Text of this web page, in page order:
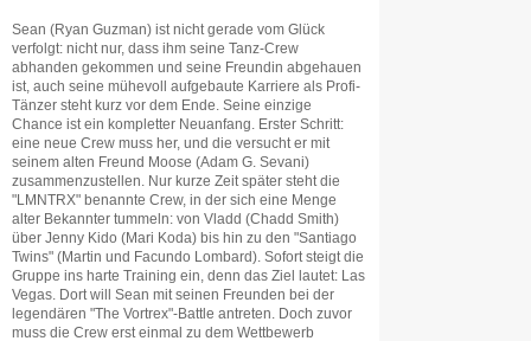
Sean (Ryan Guzman) ist nicht gerade vom Glück
verfolgt: nicht nur, dass ihm seine Tanz-Crew
abhanden gekommen und seine Freundin abgehauen
ist, auch seine mühevoll aufgebaute Karriere als Profi-
Tänzer steht kurz vor dem Ende. Seine einzige
Chance ist ein kompletter Neuanfang. Erster Schritt:
eine neue Crew muss her, und die versucht er mit
seinem alten Freund Moose (Adam G. Sevani)
zusammenzustellen. Nur kurze Zeit später steht die
"LMNTRX" benannte Crew, in der sich eine Menge
alter Bekannter tummeln: von Vladd (Chadd Smith)
über Jenny Kido (Mari Koda) bis hin zu den "Santiago
Twins" (Martin und Facundo Lombard). Sofort steigt die
Gruppe ins harte Training ein, denn das Ziel lautet: Las
Vegas. Dort will Sean mit seinen Freunden bei der
legendären "The Vortrex"-Battle antreten. Doch zuvor
muss die Crew erst einmal zu dem Wettbewerb